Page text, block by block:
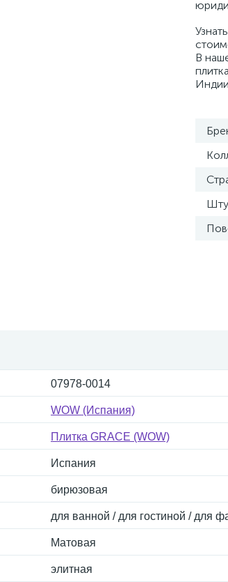
В
07978-0014
WOW (Испания)
Плитка GRACE (WOW)
Испания
бирюзовая
для ванной / для гостиной / для
Матовая
элитная